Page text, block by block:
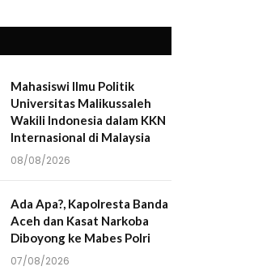
Mahasiswi Ilmu Politik
Universitas Malikussaleh
Wakili Indonesia dalam KKN
Internasional di Malaysia
08/08/2026
Ada Apa?, Kapolresta Banda
Aceh dan Kasat Narkoba
Diboyong ke Mabes Polri
07/08/2026